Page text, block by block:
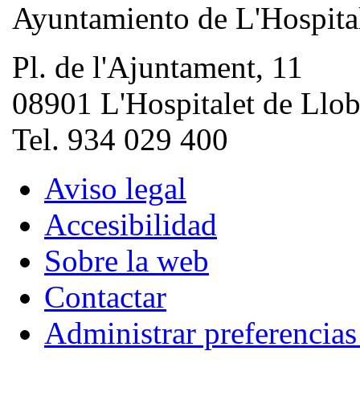
Ayuntamiento de
Pl. de l'Ajuntament, 11
08901 L'Hospitalet de
Tel. 934 029 400
Aviso legal
Accesibilidad
Sobre la web
Contactar
Administrar